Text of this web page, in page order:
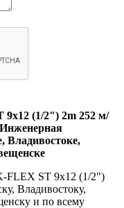
(1/2") 2m 252 м/
Владивостоке,
FLEX ST 9x12 (1/2")
Владивостоку,
и по всему